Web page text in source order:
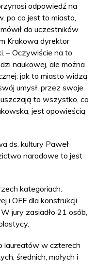
odpowiedź na
po co jest to miasto,
do uczestników
Krakowa dyrektor
– Oczywiście na to
naukowej, ale można
jak to miasto widzą
umysł, przez swoje
to wszystko, co
jest opowieścią
ds. kultury Paweł
narodowe to jest
kategoriach:
i OFF dla konstrukcji
jury zasiadło 21 osób,
laureatów w czterech
średnich, małych i